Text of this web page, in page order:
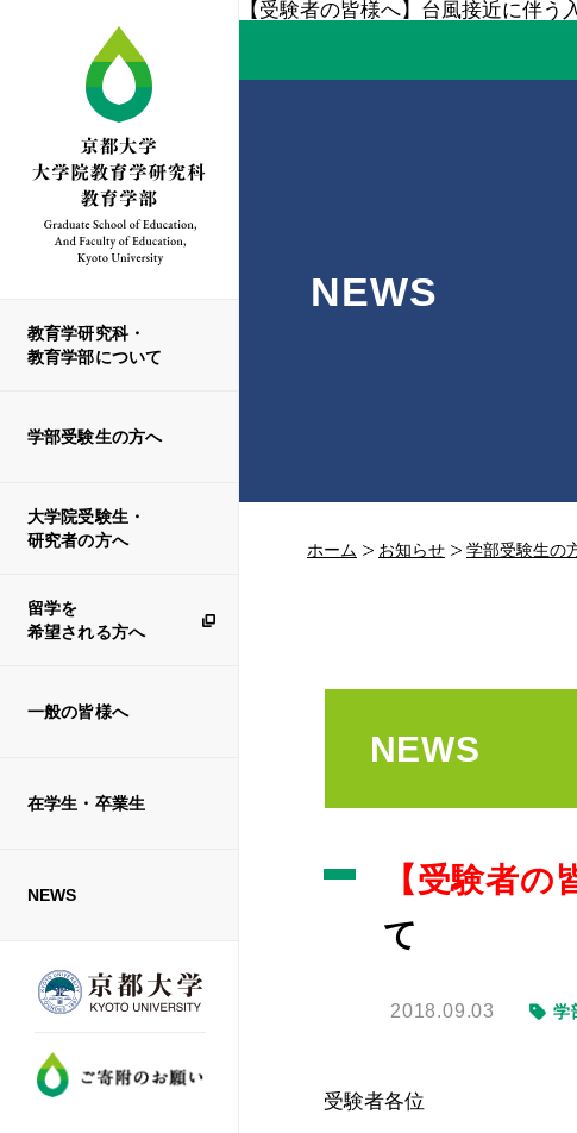
【受験者の皆様へ】 台風接近に伴う
教育学研究科・
教育学部について
学部受験生の方へ
大学院受験生・
研究者の方へ
留学を
希望される方へ
一般の皆様へ
在学生・卒業生
NEWS
NEWS
ホーム お知らせ 学部受験生の
NEWS
【受験者の
て
2018.09.03 学
受験者各位